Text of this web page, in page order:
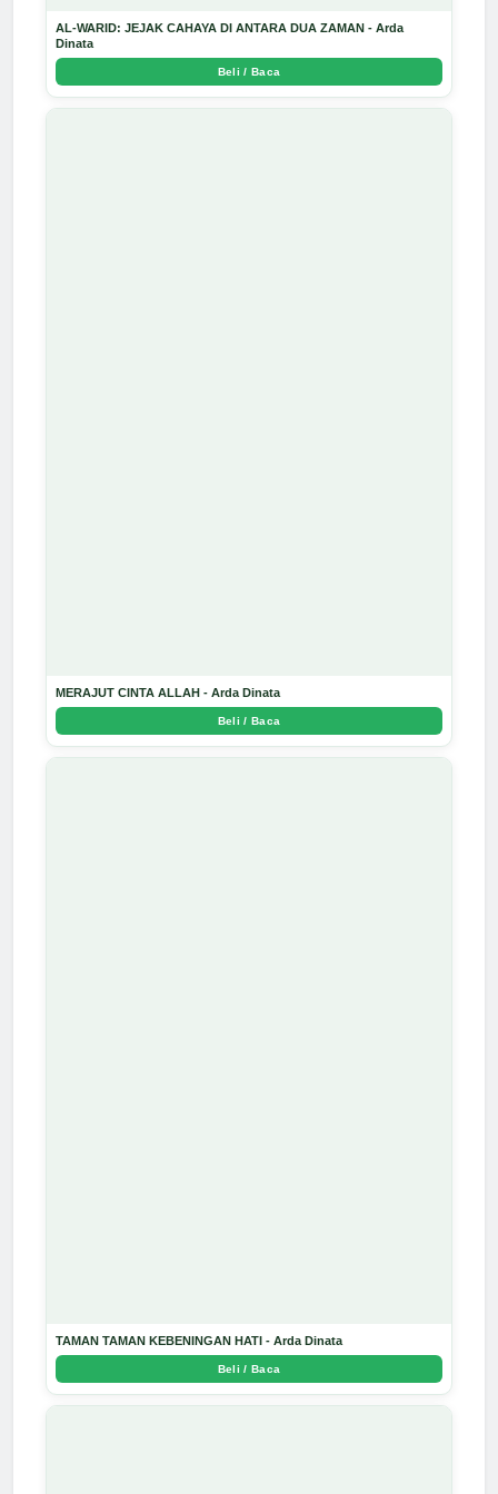
AL-WARID: JEJAK CAHAYA DI ANTARA DUA ZAMAN - Arda
Dinata
Beli / Baca
MERAJUT CINTA ALLAH - Arda Dinata
Beli / Baca
TAMAN TAMAN KEBENINGAN HATI - Arda Dinata
Beli / Baca